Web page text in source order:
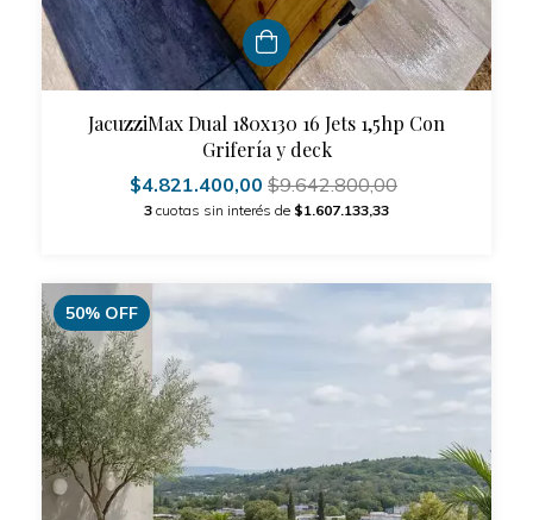
JacuzziMax Dual 180x130 16 Jets 1,5hp Con
Grifería y deck
$4.821.400,00 $9.642.800,00
3 cuotas sin interés de $1.607.133,33
50% OFF